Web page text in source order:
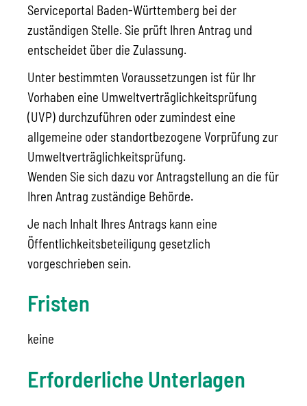
Serviceportal Baden-Württemberg bei der
zuständigen Stelle. Sie prüft Ihren Antrag und
entscheidet über die Zulassung.
Unter bestimmten Voraussetzungen ist für Ihr
Vorhaben eine Umweltverträglichkeitsprüfung
(UVP) durchzuführen oder zumindest eine
allgemeine oder standortbezogene Vorprüfung zur
Umweltverträglichkeitsprüfung.
Wenden Sie sich dazu vor Antragstellung an die für
Ihren Antrag zuständige Behörde.
Je nach Inhalt Ihres Antrags kann eine
Öffentlichkeitsbeteiligung gesetzlich
vorgeschrieben sein.
Fristen
keine
Erforderliche Unterlagen